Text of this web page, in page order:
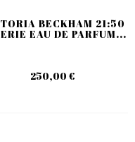
BECKHAM 21:50
EAU DE PARFUM...
250,00 €